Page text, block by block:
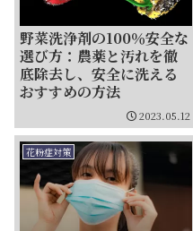
野菜洗浄剤の100％安全な
選び方：農薬と汚れを徹
底除去し、安全に洗える
おすすめの方法
2023.05.12
花粉症対策